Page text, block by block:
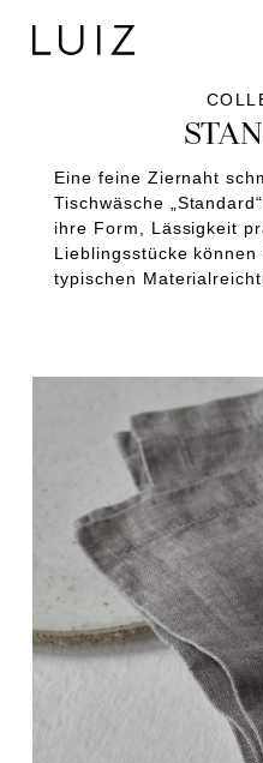
Eine feine Ziernaht
Tischwäsche
ihre Form, Lässigkeit
Lieblingsstücke
typischen